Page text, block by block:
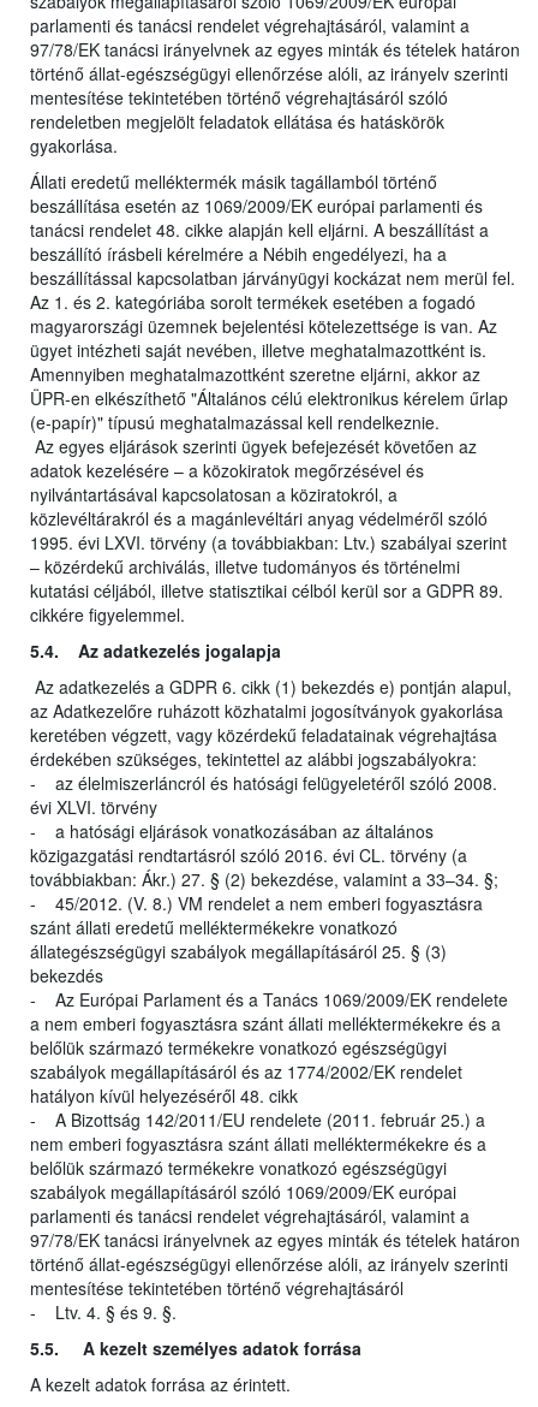
parlamenti és tanácsi rendelet végrehajtásáról, valamint a
97/78/EK tanácsi irányelvnek az egyes minták és tételek határon
történő állat-egészségügyi ellenőrzése alóli, az irányelv szerinti
mentesítése tekintetében történő végrehajtásáról szóló
rendeletben megjelölt feladatok ellátása és hatáskörök
gyakorlása.
Állati eredetű melléktermék másik tagállamból történő
beszállítása esetén az 1069/2009/EK európai parlamenti és
tanácsi rendelet 48. cikke alapján kell eljárni. A beszállítást a
beszállító írásbeli kérelmére a Nébih engedélyezi, ha a
beszállítással kapcsolatban járványügyi kockázat nem merül fel.
Az 1. és 2. kategóriába sorolt termékek esetében a fogadó
magyarországi üzemnek bejelentési kötelezettsége is van. Az
ügyet intézheti saját nevében, illetve meghatalmazottként is.
Amennyiben meghatalmazottként szeretne eljárni, akkor az
ÜPR-en elkészíthető "Általános célú elektronikus kérelem űrlap
(e-papír)" típusú meghatalmazással kell rendelkeznie.
Az egyes eljárások szerinti ügyek befejezését követően az
adatok kezelésére – a közokiratok megőrzésével és
nyilvántartásával kapcsolatosan a köziratokról, a
közlevéltárakról és a magánlevéltári anyag védelméről szóló
1995. évi LXVI. törvény (a továbbiakban: Ltv.) szabályai szerint
– közérdekű archiválás, illetve tudományos és történelmi
kutatási céljából, illetve statisztikai célból kerül sor a GDPR 89.
cikkére figyelemmel.
5.4. Az adatkezelés jogalapja
Az adatkezelés a GDPR 6. cikk (1) bekezdés e) pontján alapul,
az Adatkezelőre ruházott közhatalmi jogosítványok gyakorlása
keretében végzett, vagy közérdekű feladatainak végrehajtása
érdekében szükséges, tekintettel az alábbi jogszabályokra:
- az élelmiszerláncról és hatósági felügyeletéről szóló 2008.
évi XLVI. törvény
- a hatósági eljárások vonatkozásában az általános
közigazgatási rendtartásról szóló 2016. évi CL. törvény (a
továbbiakban: Ákr.) 27. § (2) bekezdése, valamint a 33–34. §;
- 45/2012. (V. 8.) VM rendelet a nem emberi fogyasztásra
szánt állati eredetű melléktermékekre vonatkozó
állategészségügyi szabályok megállapításáról 25. § (3)
bekezdés
- Az Európai Parlament és a Tanács 1069/2009/EK rendelete
a nem emberi fogyasztásra szánt állati melléktermékekre és a
belőlük származó termékekre vonatkozó egészségügyi
szabályok megállapításáról és az 1774/2002/EK rendelet
hatályon kívül helyezéséről 48. cikk
- A Bizottság 142/2011/EU rendelete (2011. február 25.) a
nem emberi fogyasztásra szánt állati melléktermékekre és a
belőlük származó termékekre vonatkozó egészségügyi
szabályok megállapításáról szóló 1069/2009/EK európai
parlamenti és tanácsi rendelet végrehajtásáról, valamint a
97/78/EK tanácsi irányelvnek az egyes minták és tételek határon
történő állat-egészségügyi ellenőrzése alóli, az irányelv szerinti
mentesítése tekintetében történő végrehajtásáról
- Ltv. 4. § és 9. §.
5.5. A kezelt személyes adatok forrása
A kezelt adatok forrása az érintett.